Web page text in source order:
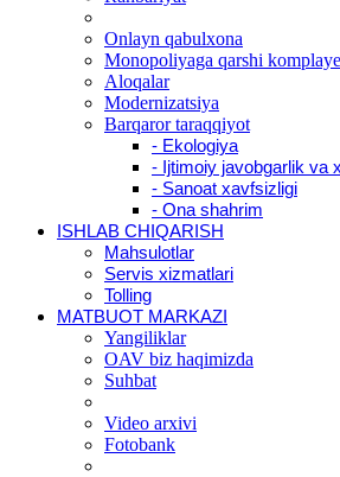
Onlayn qabulxona
Monopoliyaga qarshi
Aloqalar
Modernizatsiya
Barqaror taraqqiyot
- Ekologiya
- Ijtimoiy javobgarlik va
- Sanoat xavfsizligi
- Ona shahrim
ISHLAB CHIQARISH
Mahsulotlar
Servis xizmatlari
Tolling
MATBUOT MARKAZI
Yangiliklar
OAV biz haqimizda
Suhbat
Video arxivi
Fotobank